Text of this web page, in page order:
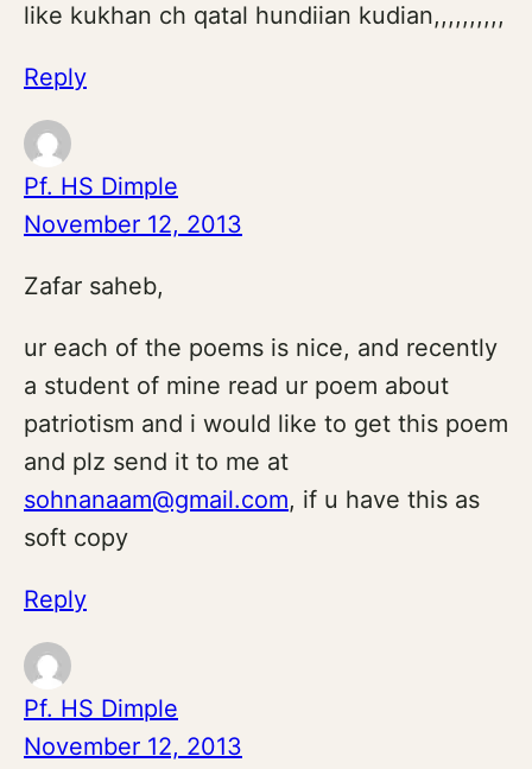
like kukhan ch qatal hundiian kudian,,,,,,,,,,
Reply
Pf. HS Dimple
November 12, 2013
Zafar saheb,
ur each of the poems is nice, and recently
a student of mine read ur poem about
patriotism and i would like to get this poem
and plz send it to me at
sohnanaam@gmail.com, if u have this as
soft copy
Reply
Pf. HS Dimple
November 12, 2013